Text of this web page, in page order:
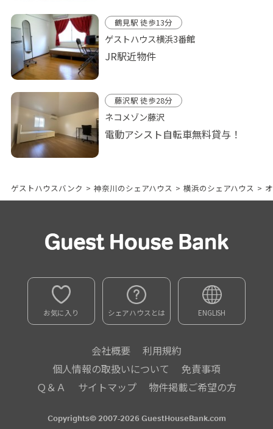
鶴見駅 徒歩13分
ゲストハウス横浜3番館
JR駅近物件
藤沢駅 徒歩28分
ネコメゾン藤沢
電動アシスト自転車無料貸与！
ゲストハウスバンク > 神奈川のシェアハウス > 横浜のシェアハウス >
お気に入り シェアハウスとは ENGLISH
会社概要
利用規約
個人情報の取扱いについて
免責事項
Ｑ＆Ａ
サイトマップ 物件掲載ご希望の方
Copyrights© 2007-2026 GuestHouseBank.com